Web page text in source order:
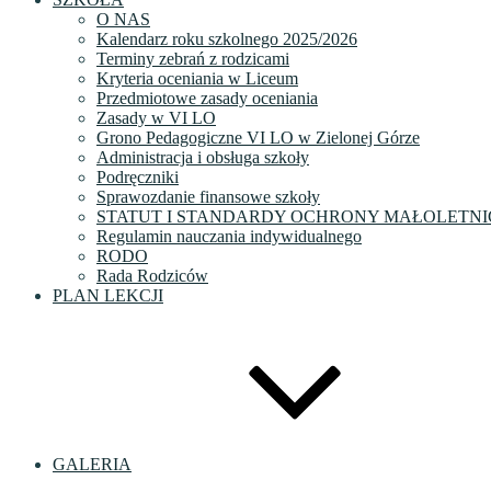
O NAS
Kalendarz roku szkolnego 2025/2026
Terminy zebrań z rodzicami
Kryteria oceniania w Liceum
Przedmiotowe zasady oceniania
Zasady w VI LO
Grono Pedagogiczne VI LO w Zielonej Górze
Administracja i obsługa szkoły
Podręczniki
Sprawozdanie finansowe szkoły
STATUT I STANDARDY OCHRONY
Regulamin nauczania indywidualnego
RODO
Rada Rodziców
PLAN LEKCJI
GALERIA